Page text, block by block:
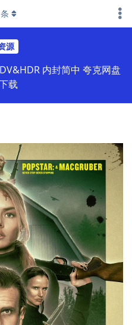
源
内封简中 夸克网盘
载
条